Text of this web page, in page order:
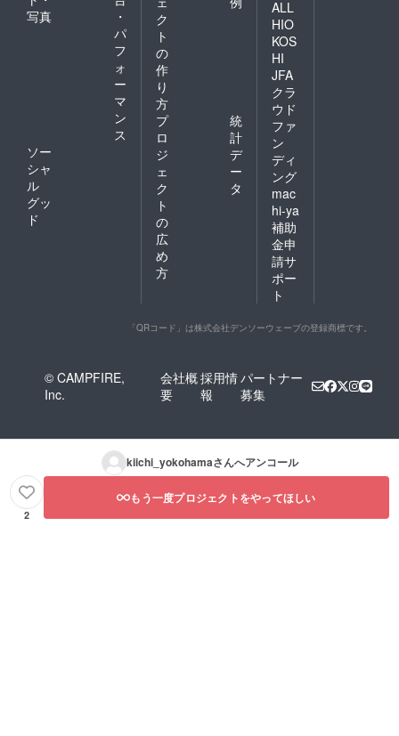
写真
・
パ
フ
ォ
ー
マ
ン
ス
ソー
シャ
ル
グッ
ド
ク
ト
の
作
り
方
プ
ロ
ジ
ェ
ク
ト
の
広
め
方
統
計
デ
ー
タ
ALL
HIO
KOS
HI
JFA
クラ
ウド
ファ
ン
ディ
ング
mac
hi-ya
補助
金申
請サ
ポー
ト
「QRコード」は株式会社デンソーウェーブの登録商標です。
© CAMPFIRE,
Inc.
会社概
要
採用情
報
パートナー
募集
kiichi_yokohamaさんへアンコール
2
もう一度プロジェクトをやってほしい